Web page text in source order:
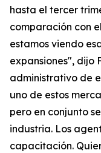
hasta el tercer
comparación con
estamos viendo
expansiones", dijo
administrativo de
uno de estos
pero en conjunto
industria. Los
capacitación.